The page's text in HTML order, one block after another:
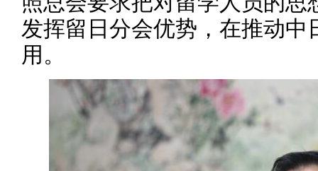
发挥留日分会优势，在推动中
用。